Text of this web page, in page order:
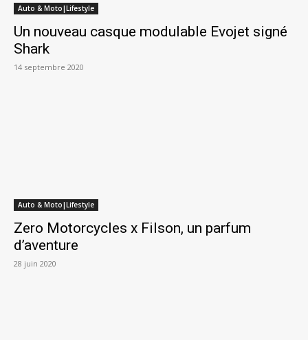
Auto & Moto|Lifestyle
Un nouveau casque modulable Evojet signé
Shark
14 septembre 2020
Auto & Moto|Lifestyle
Zero Motorcycles x Filson, un parfum
d’aventure
28 juin 2020